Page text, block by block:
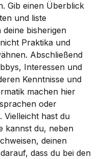
Gib einen Überblick
und liste
bisherigen
Praktika und
Abschließend
Interessen und
Kenntnisse und
machen hier
oder
Vielleicht hast du
kannst du, neben
deinen
dass du bei den